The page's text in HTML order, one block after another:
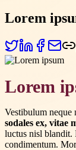
Lorem
Lorem
Vestibulum neque
sodales ex, vitae
luctus nisl blandit.
condimentum.